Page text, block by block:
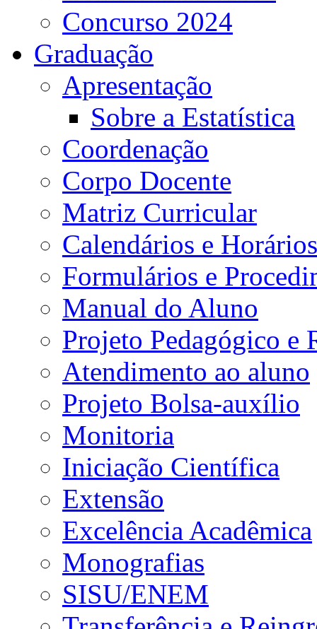
Concurso 2024
Graduação
Apresentação
Sobre a Estatística
Coordenação
Corpo Docente
Matriz Curricular
Calendários e Horários
Formulários e
Manual do Aluno
Projeto Pedagógico e
Atendimento ao aluno
Projeto Bolsa-auxílio
Monitoria
Iniciação Científica
Extensão
Excelência Acadêmica
Monografias
SISU/ENEM